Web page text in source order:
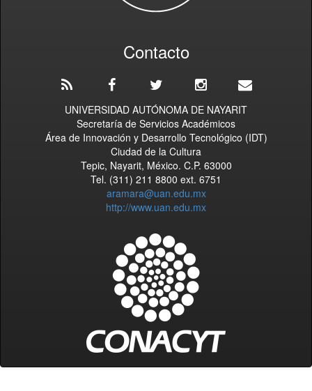
Contacto
UNIVERSIDAD AUTÓNOMA DE NAYARIT
Secretaría de Servicios Académicos
Área de Innovación y Desarrollo Tecnológico (IDT)
Ciudad de la Cultura
Tepic, Nayarit, México. C.P. 63000
Tel. (311) 211 8800 ext. 6751
aramara@uan.edu.mx
http://www.uan.edu.mx